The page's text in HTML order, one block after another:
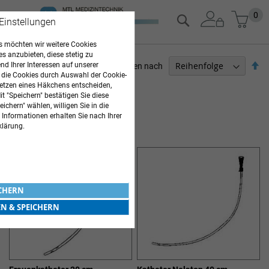
Zum
Inhalt
0
Suche
4Elemente
Sortieren nach
KATHETHER
ARZTBEDARF
möchten wir weitere Cookies
anzubieten, diese stetig zu
Ihrer Interessen auf unserer
Cookies durch Auswahl der Cookie-
eines Häkchens entscheiden,
"Speichern" bestätigen Sie diese
wählen, willigen Sie in die
erhalten Sie nach Ihrer
& SPEICHERN